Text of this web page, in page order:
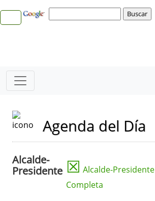
Agenda del Día
Alcalde-
Presidente ☒ Alcalde-Presidente
Completa